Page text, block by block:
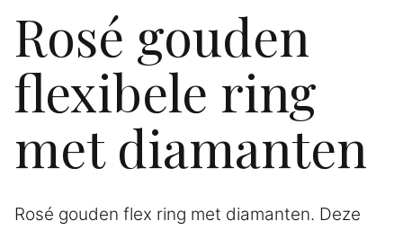
Rosé gouden
flexibele ring
met diamanten
Rosé gouden flex ring met diamanten. Deze